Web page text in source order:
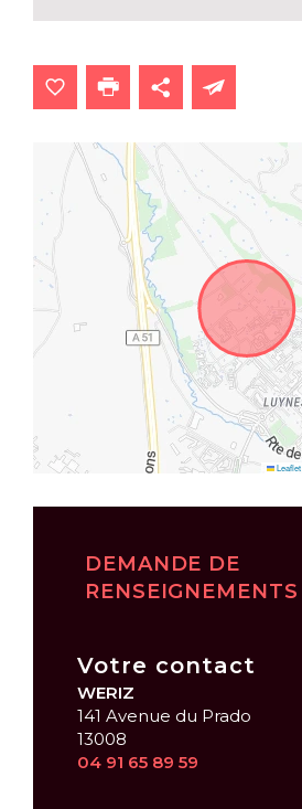
Leaflet
DEMANDE DE
RENSEIGNEMENTS
Votre contact
WERIZ
141 Avenue du Prado
13008
04 91 65 89 59